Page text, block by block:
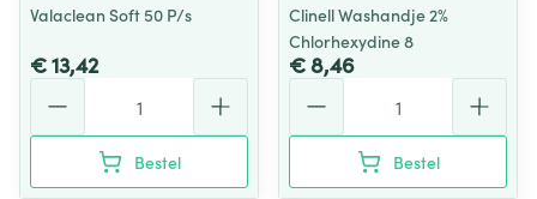
Valaclean Soft 50 P/s
€ 13,42
Bestel
Clinell Washandje 2%
Chlorhexydine 8
€ 8,46
Bestel